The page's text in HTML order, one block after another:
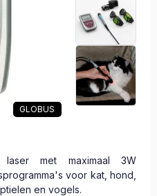
GLOBUS
laser met maximaal 3W
voor kat, hond,
en vogels.